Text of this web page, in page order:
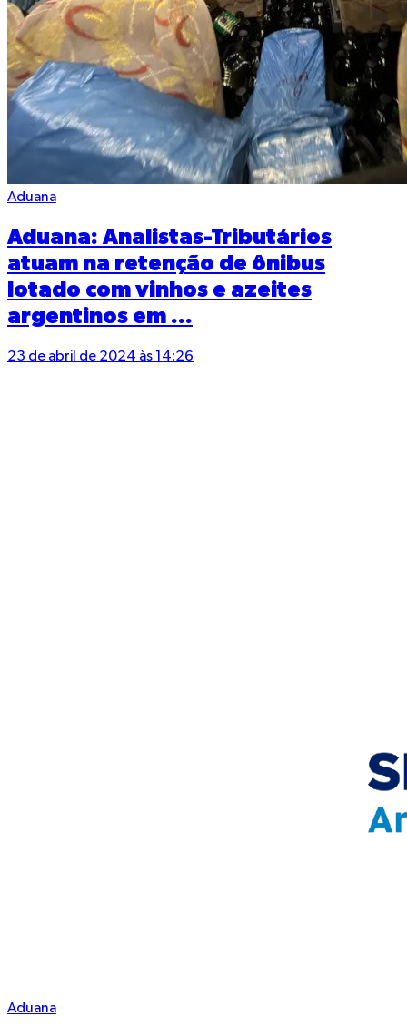
Aduana
Aduana: Analistas-Tributários
atuam na retenção de ônibus
lotado com vinhos e azeites
argentinos em ...
23 de abril de 2024 às 14:26
Aduana